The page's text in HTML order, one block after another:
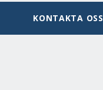
KONTAKTA OSS